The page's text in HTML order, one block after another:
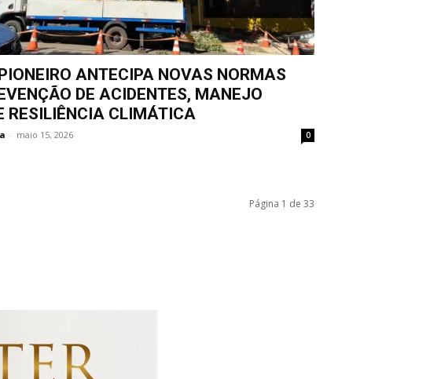
ANTECIPA NOVAS NORMAS
DE ACIDENTES, MANEJO
RESILIÊNCIA CLIMÁTICA
- maio 15, 2026 0
Página 1 de 33